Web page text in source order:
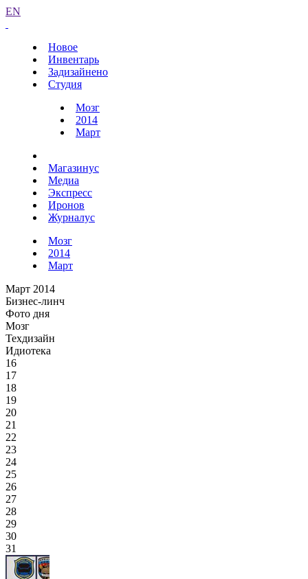
EN
Новое
Инвентарь
Задизайнено
Студия
Мозг
2014
Март
Магазинус
Медиа
Экспресс
Иронов
Журналус
Мозг
2014
Март
Март 2014
Бизнес-линч
Фото дня
Мозг
Техдизайн
Идиотека
16
17
18
19
20
21
22
23
24
25
26
27
28
29
30
31